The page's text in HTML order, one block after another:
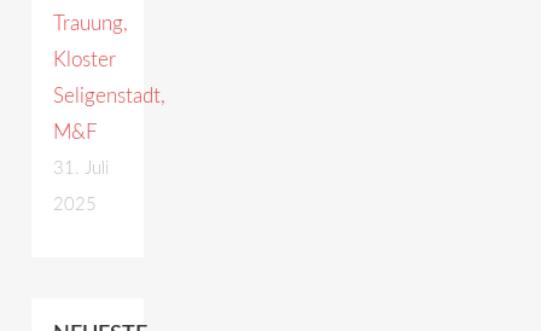
Trauung,
Kloster
Seligenstadt,
M&F
31. Juli
2025